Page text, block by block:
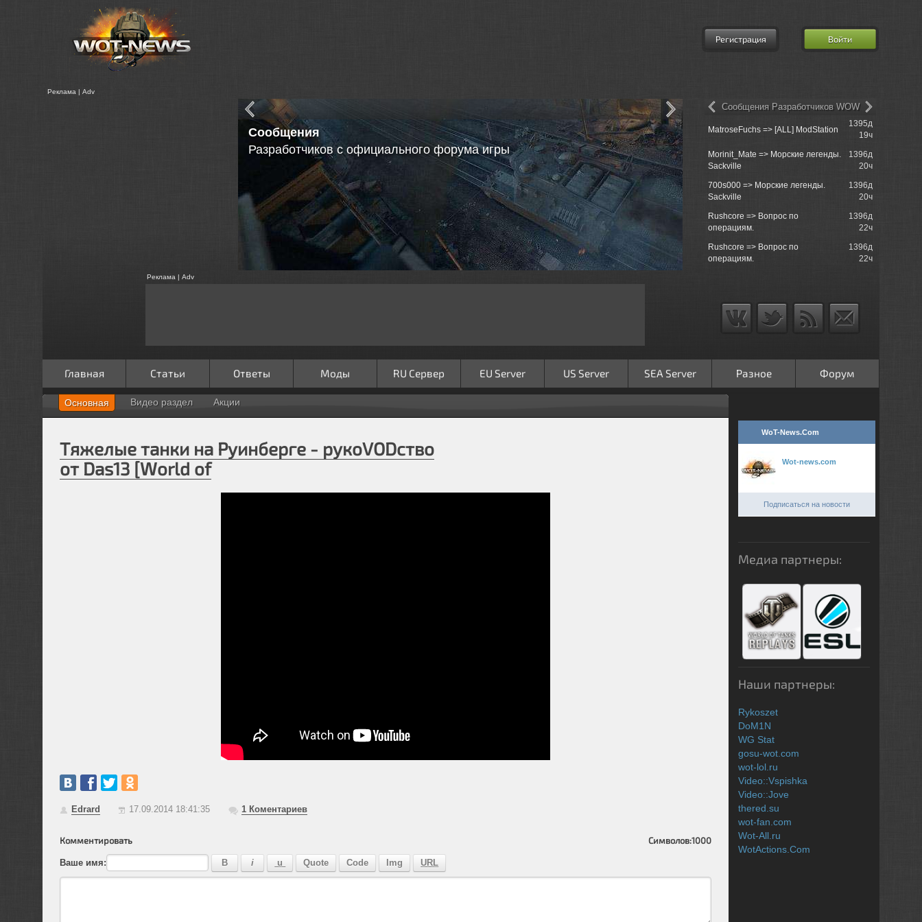
Регистрация Войти
Реклама | Adv
Танковые кривые
в Расширенная информация о танке
MatroseFuchs => [ALL] ModStation
1395д
19ч
Morinit_Mate => Морские легенды.
Sackville
1396д
20ч
700s000 => Морские легенды.
Sackville
1396д
20ч
Rushcore => Вопрос по
операциям.
1396д
22ч
Rushcore => Вопрос по
операциям.
1396д
22ч
Сообщения Разработчиков WOW
Реклама | Adv
Главная Статьи Ответы Моды RU Сервер EU Server US Server SEA Server Разное Форум
Основная Видео раздел Акции
Тяжелые танки на Руинберге - рукоVODство
от Das13 [World of
Edrard 17.09.2014 18:41:35 1Коментариев
Комментировать Символов:1000
Ваше имя:
WoT-News.Com
Wot-news.com
Подписаться на новости
Медиа партнеры:
Наши партнеры:
Rykoszet
DoM1N
WG Stat
gosu-wot.com
wot-lol.ru
Video::Vspishka
Video::Jove
thered.su
wot-fan.com
Wot-All.ru
WotActions.Com